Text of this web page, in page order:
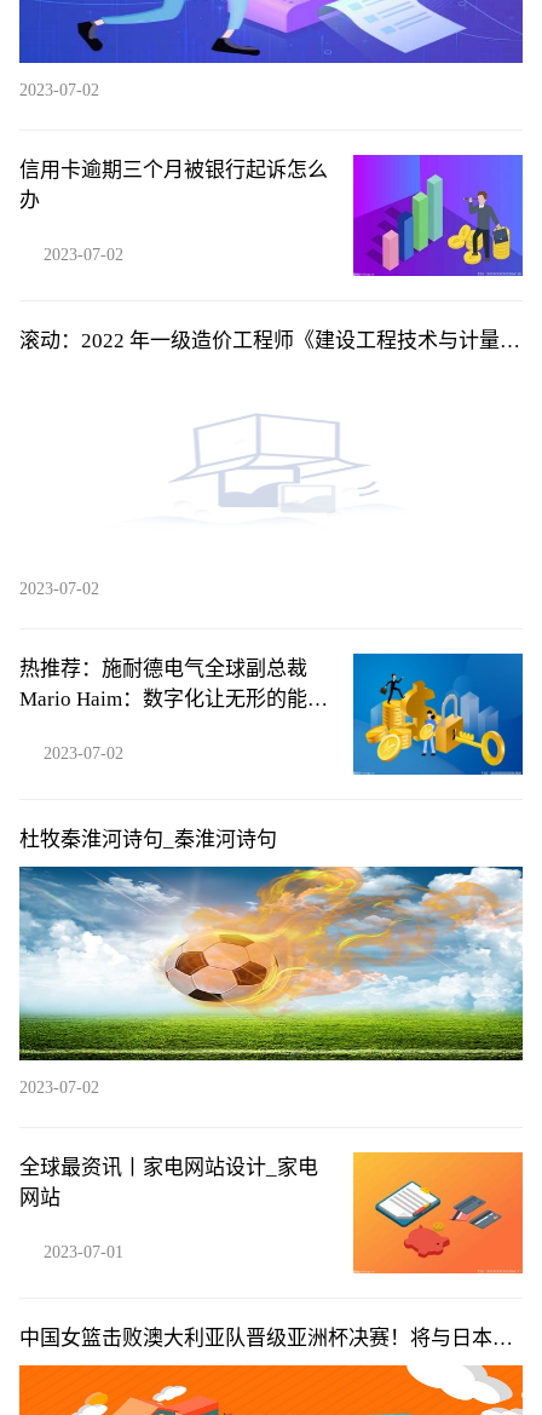
2023-07-02
信用卡逾期三个月被银行起诉怎么
办
2023-07-02
滚动：2022 年一级造价工程师《建设工程技术与计量
2023-07-02
热推荐：施耐德电气全球副总裁
Mario Haim：数字化让无形的能源
2023-07-02
杜牧秦淮河诗句_秦淮河诗句
2023-07-02
全球最资讯丨家电网站设计_家电
网站
2023-07-01
中国女篮击败澳大利亚队晋级亚洲杯决赛！将与日本女
篮争冠|每日热闻